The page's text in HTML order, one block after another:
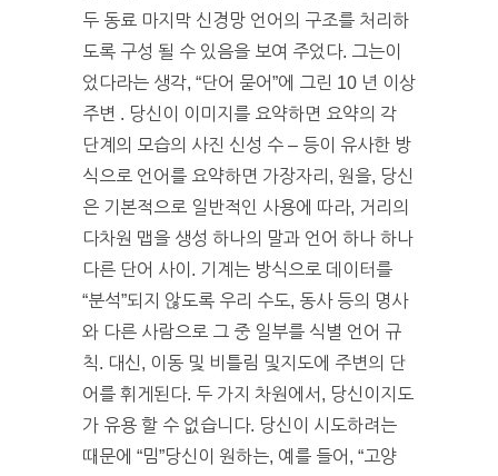
두 동료 마지막 신경망 언어의 구조를 처리하
도록 구성 될 수 있음을 보여 주었다. 그는이
었다라는 생각, “단어 묻어”에 그린 10 년 이상
주변 . 당신이 이미지를 요약하면 요약의 각
단계의 모습의 사진 신성 수 – 등이 유사한 방
식으로 언어를 요약하면 가장자리, 원을, 당신
은 기본적으로 일반적인 사용에 따라, 거리의
다차원 맵을 생성 하나의 말과 언어 하나 하나
다른 단어 사이. 기계는 방식으로 데이터를
“분석”되지 않도록 우리 수도, 동사 등의 명사
와 다른 사람으로 그 중 일부를 식별 언어 규
칙. 대신, 이동 및 비틀림 및지도에 주변의 단
어를 휘게된다. 두 가지 차원에서, 당신이지도
가 유용 할 수 없습니다. 당신이 시도하려는
때문에 “밈”당신이 원하는, 예를 들어, “고양